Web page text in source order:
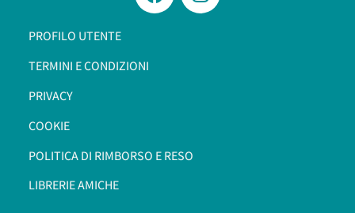
PROFILO UTENTE
TERMINI E CONDIZIONI
PRIVACY
COOKIE
POLITICA DI RIMBORSO E RESO
LIBRERIE AMICHE